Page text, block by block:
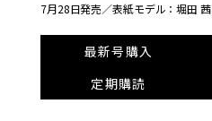
7月28日発売／表紙モデル：堀田 茜
最新号購入
定期購読